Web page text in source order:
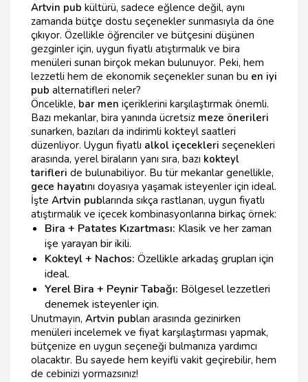
Artvin pub kültürü, sadece eğlence değil, aynı
zamanda bütçe dostu seçenekler sunmasıyla da öne
çıkıyor. Özellikle öğrenciler ve bütçesini düşünen
gezginler için, uygun fiyatlı atıştırmalık ve bira
menüleri sunan birçok mekan bulunuyor. Peki, hem
lezzetli hem de ekonomik seçenekler sunan bu en iyi
pub alternatifleri neler?
Öncelikle, bar men içeriklerini karşılaştırmak önemli.
Bazı mekanlar, bira yanında ücretsiz meze önerileri
sunarken, bazıları da indirimli kokteyl saatleri
düzenliyor. Uygun fiyatlı alkol içecekleri seçenekleri
arasında, yerel biraların yanı sıra, bazı kokteyl
tarifleri de bulunabiliyor. Bu tür mekanlar genellikle,
gece hayatını doyasıya yaşamak isteyenler için ideal.
İşte Artvin publarında sıkça rastlanan, uygun fiyatlı
atıştırmalık ve içecek kombinasyonlarına birkaç örnek:
Bira + Patates Kızartması: Klasik ve her zaman
işe yarayan bir ikili.
Kokteyl + Nachos: Özellikle arkadaş grupları için
ideal.
Yerel Bira + Peynir Tabağı: Bölgesel lezzetleri
denemek isteyenler için.
Unutmayın, Artvin pubları arasında gezinirken
menüleri incelemek ve fiyat karşılaştırması yapmak,
bütçenize en uygun seçeneği bulmanıza yardımcı
olacaktır. Bu sayede hem keyifli vakit geçirebilir, hem
de cebinizi yormazsınız!